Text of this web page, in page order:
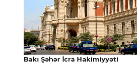
Bakı Şəhər İcra Hakimiyyəti